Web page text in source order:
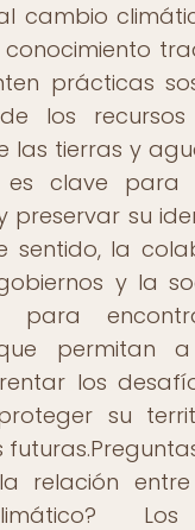
cambio
prácticas
los recursos
las tierras y
clave para
preservar su
sentido, la
y la
para
permitan
los
su
relación